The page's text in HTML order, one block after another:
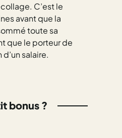
C’est le
avant que la
toute sa
que le porteur de
salaire.
bonus ?